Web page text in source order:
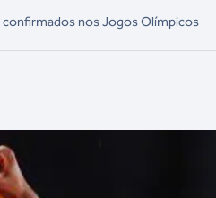
confirmados nos Jogos Olímpicos